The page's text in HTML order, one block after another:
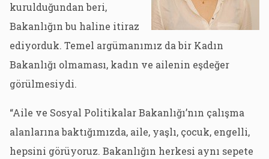
kurulduğundan beri,
Bakanlığın bu haline itiraz
ediyorduk. Temel argümanımız da bir Kadın
Bakanlığı olmaması, kadın ve ailenin eşdeğer
görülmesiydi.
“Aile ve Sosyal Politikalar Bakanlığı’nın çalışma
alanlarına baktığımızda, aile, yaşlı, çocuk, engelli,
hepsini görüyoruz. Bakanlığın herkesi aynı sepete